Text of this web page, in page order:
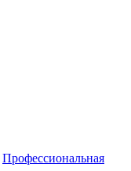
Профессиональная